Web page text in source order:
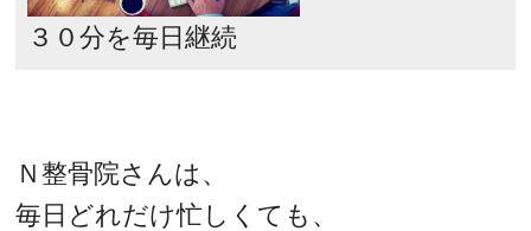
３０分を毎日継続
Ｎ整骨院さんは、
毎日どれだけ忙しくても、